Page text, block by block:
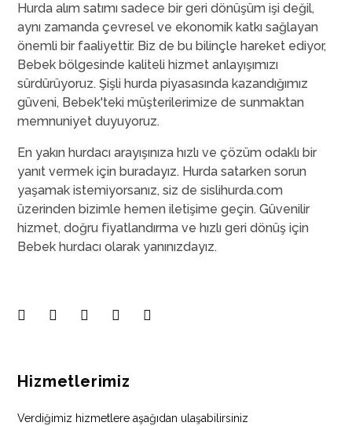
Hurda alım satımı sadece bir geri dönüşüm işi değil,
aynı zamanda çevresel ve ekonomik katkı sağlayan
önemli bir faaliyettir. Biz de bu bilinçle hareket ediyor,
Bebek bölgesinde kaliteli hizmet anlayışımızı
sürdürüyoruz. Şişli hurda piyasasında kazandığımız
güveni, Bebek'teki müşterilerimize de sunmaktan
memnuniyet duyuyoruz.
En yakın hurdacı arayışınıza hızlı ve çözüm odaklı bir
yanıt vermek için buradayız. Hurda satarken sorun
yaşamak istemiyorsanız, siz de sislihurda.com
üzerinden bizimle hemen iletişime geçin. Güvenilir
hizmet, doğru fiyatlandırma ve hızlı geri dönüş için
Bebek hurdacı olarak yanınızdayız.
Hizmetlerimiz
Verdiğimiz hizmetlere aşağıdan ulaşabilirsiniz